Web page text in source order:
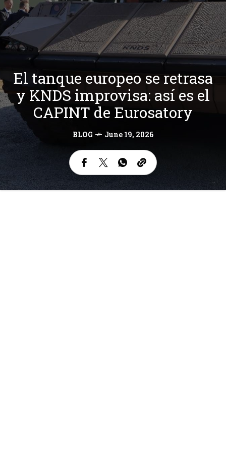
El tanque europeo se retrasa
y KNDS improvisa: así es el
CAPINT de Eurosatory
BLOG June 19, 2026